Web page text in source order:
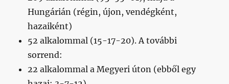
Hungárián (régin, újon, vendégként,
hazaiként)
52 alkalommal (15-17-20). A további
sorrend:
22 alkalommal a Megyeri úton (ebből egy